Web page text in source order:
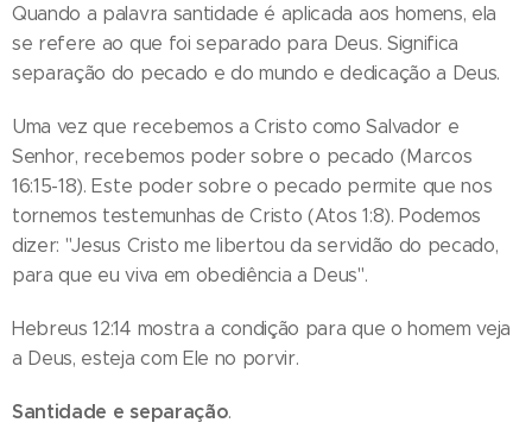
Quando a palavra santidade é aplicada aos homens, ela
se refere ao que foi separado para Deus. Significa
separação do pecado e do mundo e dedicação a Deus.
Uma vez que recebemos a Cristo como Salvador e
Senhor, recebemos poder sobre o pecado (Marcos
16:15-18). Este poder sobre o pecado permite que nos
tornemos testemunhas de Cristo (Atos 1:8). Podemos
dizer: "Jesus Cristo me libertou da servidão do pecado,
para que eu viva em obediência a Deus".
Hebreus 12:14 mostra a condição para que o homem veja
a Deus, esteja com Ele no porvir.
Santidade e separação.